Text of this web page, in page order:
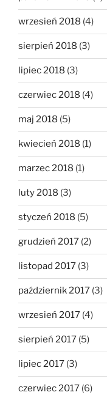
wrzesień 2018 (4)
sierpień 2018 (3)
lipiec 2018 (3)
czerwiec 2018 (4)
maj 2018 (5)
kwiecień 2018 (1)
marzec 2018 (1)
luty 2018 (3)
styczeń 2018 (5)
grudzień 2017 (2)
listopad 2017 (3)
październik 2017 (3)
wrzesień 2017 (4)
sierpień 2017 (5)
lipiec 2017 (3)
czerwiec 2017 (6)